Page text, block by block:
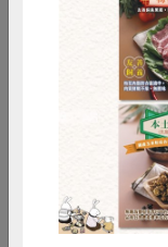
雞蛋